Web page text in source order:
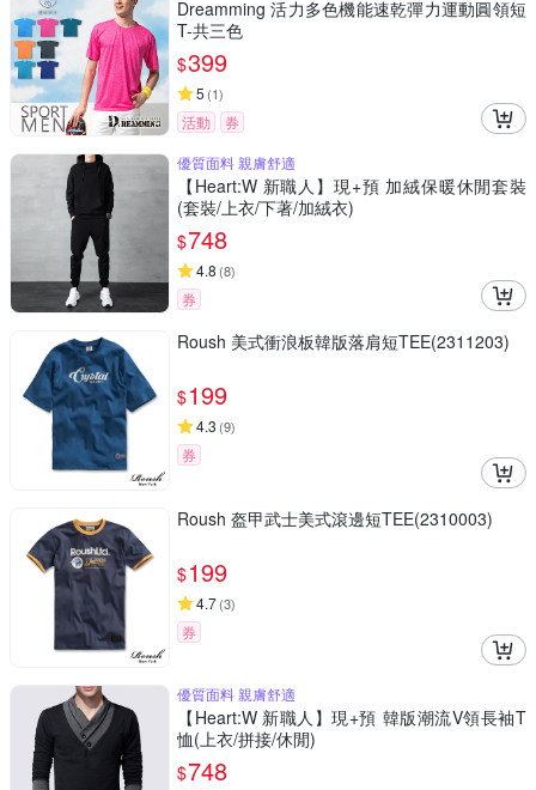
Dreamming 活力多色機能速乾彈力運動圓領短
T-共三色
$399
5 (1)
活動
券
優質面料 親膚舒適
【Heart:W 新職人】現+預 加絨保暖休閒套裝
(套裝/上衣/下著/加絨衣)
$748
4.8 (8)
券
Roush 美式衝浪板韓版落肩短TEE(2311203)
$199
4.3 (9)
券
Roush 盔甲武士美式滾邊短TEE(2310003)
$199
4.7(3)
券
優質面料 親膚舒適
【Heart:W 新職人】現+預 韓版潮流V領長袖T
恤(上衣/拼接/休閒)
$748